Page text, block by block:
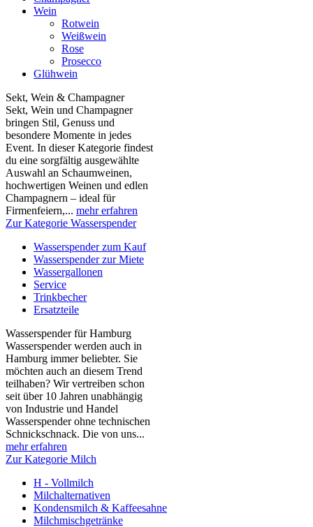
Wein
Rotwein
Weißwein
Rose
Prosecco
Glühwein
Sekt, Wein & Champagner
Sekt, Wein und Champagner
bringen Stil, Genuss und
besondere Momente in jedes
Event. In dieser Kategorie findest
du eine sorgfältig ausgewählte
Auswahl an Schaumweinen,
hochwertigen Weinen und edlen
Champagnern – ideal für
Firmenfeiern,... mehr erfahren
Zur Kategorie Wasserspender
Wasserspender zum Kauf
Wasserspender zur Miete
Wassergallonen
Service
Trinkbecher
Ersatzteile
Wasserspender für Hamburg
Wasserspender werden auch in
Hamburg immer beliebter. Sie
möchten auch an diesem Trend
teilhaben? Wir vertreiben schon
seit über 10 Jahren unabhängig
von Industrie und Handel
Wasserspender ohne technischen
Schnickschnack. Die von uns...
mehr erfahren
Zur Kategorie Milch
H - Vollmilch
Milchalternativen
Kondensmilch & Kaffeesahne
Milchmischgetränke